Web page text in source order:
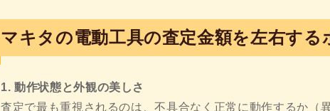
マキタの電動工具の査定金額を左右する
1. 動作状態と外観の美しさ
査定で最も重視されるのは、不具合なく正常に動作するか（